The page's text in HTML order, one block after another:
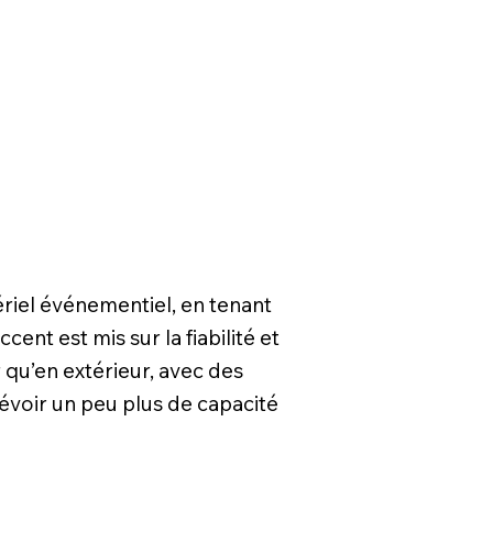
événementiel, en tenant
est mis sur la fiabilité et
extérieur, avec des
un peu plus de capacité